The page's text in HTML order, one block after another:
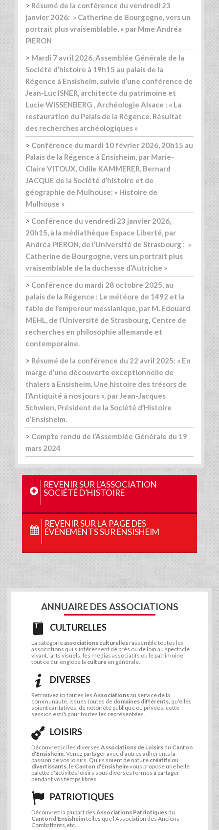
> Résumé de la conférence du vendredi 23
janvier 2026: » Catherine de Bourgogne, vers un
portrait plus vraisemblable, » par Mme Andréa
PIERON
> Mardi 7 avril 2026, Assemblée Générale de la
Société d’histoire à 19h15 au palais de la
Régence à Ensisheim, suivie d’une conférence de
Jean-Luc ISNER, architecte du patrimoine et
Lucie WISSENBERG , Archéologie Alsace : « La
restauration du Palais de la Régence. Résultat
des recherches archéologiques »
> Conférence du mardi 10 février 2026, 20h15 au
Palais de la Régence à Ensisheim, par Marie-
Claire VITOUX, Odile KAMMERER, Bernard
JACQUE de la Société d’histoire et de
géographie de Mulhouse: « Histoire de
Mulhouse »
> Conférence du vendredi 23 janvier 2026,
20h15, à la médiathèque Espace Liberté, par
Andréa PIERON, de l’Université de Strasbourg : »
Catherine de Bourgogne, vers un portrait plus
vraisemblable de la duchesse d’Autriche »
> Conférence du mardi 28 octobre 2025, au
palais de la Régence : Le météore de 1492 et la
fable de l’empereur messianique, par M. Edouard
MEHL, de l’Université de Strasbourg, Centre de
recherches en philosophie allemande et
contemporaine.
> Résumé de la conférence du 22 avril 2025: « En
marge d’une découverte exceptionnelle de
thalers à Ensisheim. Une histoire des trésors de
l’Antiquité à nos jours », par Jean-Jacques
Schwien, Président de la Société d’Histoire
d’Ensisheim.
> Compte rendu de l’Assemblée Générale du 19
mars 2024
REVENIR SUR L'ASSOCIATION
SOCIÉTÉ D’HISTOIRE
REVENIR SUR LA PAGE DES
ÉVÉNEMENTS SUR ENSISHEIM
ANNUAIRE DES ASSOCIATIONS
CULTURELLES
La catégorieassociations culturelles rassemble toutes les
associations qui s’intéressent de près ou de loin au spectacle
vivant, arts visuels, les médias associatifs ou le patrimoine
tout ce qui englobe la culture en générale.
DIVERSES
Retrouvez ici toutes les Associationsau service de la
communauté. Issues toutes de domaines différents , qu'elles
soient caritatives, de notoriété publique ou privées, cette
session est là pour toutes les représentées.
LOISIRS
Découvrez ici les diverses Associations de Loisirs du Canton
d'Ensisheim . Venez partager avec d'autres adhérents la
passion de vos loisirs. Qu'ils soient de nature créatifs ou
divertissants , le Canton d'Ensisheimvous propose une belle
palette d'activités loisirs sous diverses formes à partager
pendant vos temps libres.
PATRIOTIQUES
Découvrez la plupart des Associations Patriotiques du
Canton d'Ensisheimtelles que l'Association des Anciens
Combattants,etc...